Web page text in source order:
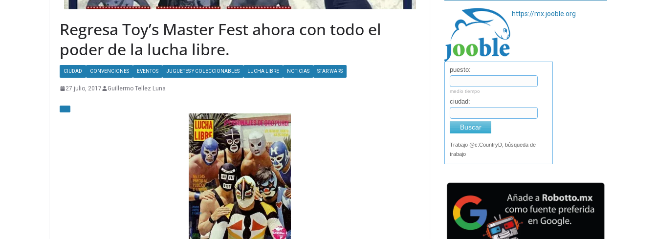
Regresa Toy’s Master Fest ahora con todo el
poder de la lucha libre.
CIUDAD CONVENCIONES EVENTOS JUGUETES Y COLECCIONABLES LUCHA LIBRE NOTICIAS STAR WARS
27 julio, 2017 Guillermo Tellez Luna
https://mx.jooble.org
puesto:
medio tiempo
ciudad:
Buscar
Trabajo @c:CountryD, búsqueda de
trabajo